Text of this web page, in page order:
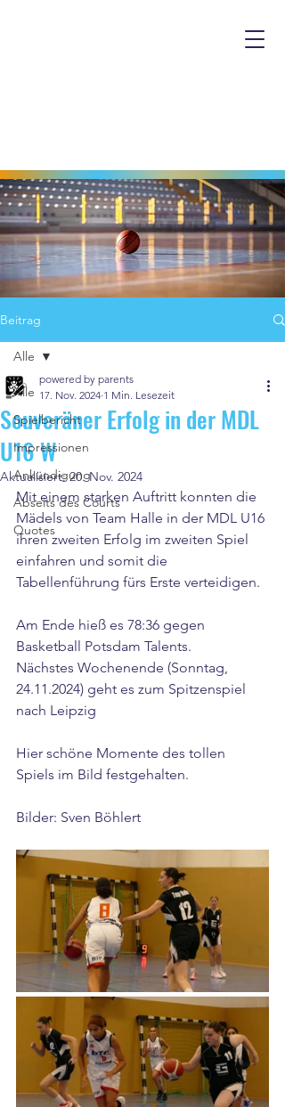
Beitrag
Alle
Spielbericht
Impressionen
Ankündigung
Abseits des Courts
Quotes
Alle
Souveräner Erfolg in der MDL
U16 W
powered by parents
17. Nov. 2024 1 Min. Lesezeit
Aktualisiert:20. Nov. 2024
Mit einem starken Auftritt konnten die
Mädels von Team Halle in der MDL U16
ihren zweiten Erfolg im zweiten Spiel
einfahren und somit die
Tabellenführung fürs Erste verteidigen.
Am Ende hieß es 78:36 gegen
Basketball Potsdam Talents.
Nächstes Wochenende (Sonntag,
24.11.2024) geht es zum Spitzenspiel
nach Leipzig
Hier schöne Momente des tollen
Spiels im Bild festgehalten.
Bilder: Sven Böhlert